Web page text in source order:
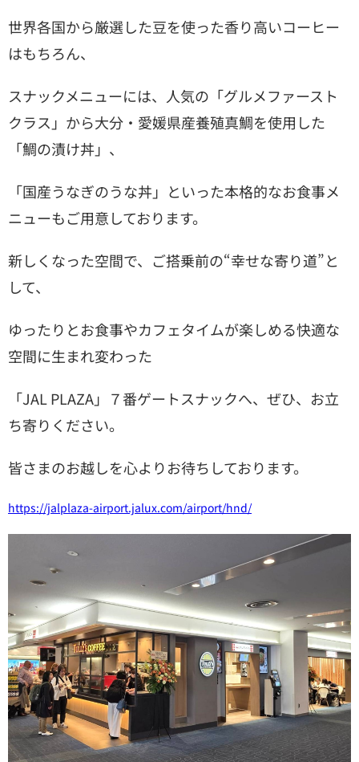
世界各国から厳選した豆を使った香り高いコーヒー
はもちろん、
スナックメニューには、人気の「グルメファースト
クラス」から大分・愛媛県産養殖真鯛を使用した
「鯛の漬け丼」、
「国産うなぎのうな丼」といった本格的なお食事メ
ニューもご用意しております。
新しくなった空間で、ご搭乗前の“幸せな寄り道”と
して、
ゆったりとお食事やカフェタイムが楽しめる快適な
空間に生まれ変わった
「JAL PLAZA」７番ゲートスナックへ、ぜひ、お立
ち寄りください。
皆さまのお越しを心よりお待ちしております。
https://jalplaza-airport.jalux.com/airport/hnd/